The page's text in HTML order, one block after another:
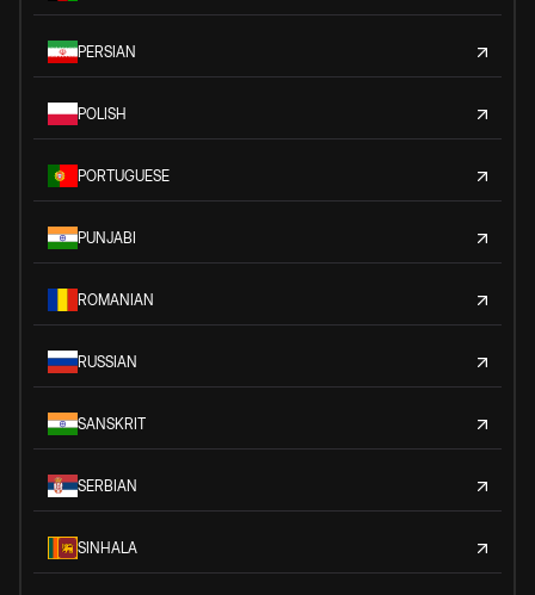
PERSIAN
POLISH
PORTUGUESE
PUNJABI
ROMANIAN
RUSSIAN
SANSKRIT
SERBIAN
SINHALA